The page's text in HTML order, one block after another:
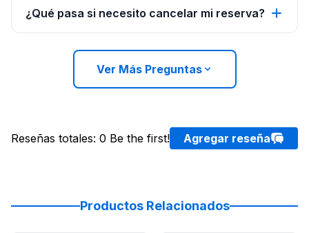
¿Qué pasa si necesito cancelar mi reserva?
Ver Más Preguntas
Reseñas totales: 0 Be the first! Agregar reseña
Productos Relacionados